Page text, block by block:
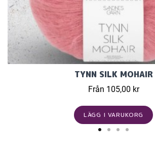
TYNN SILK MOHAIR
Från 105,00 kr
LÄGG I VARUKORG